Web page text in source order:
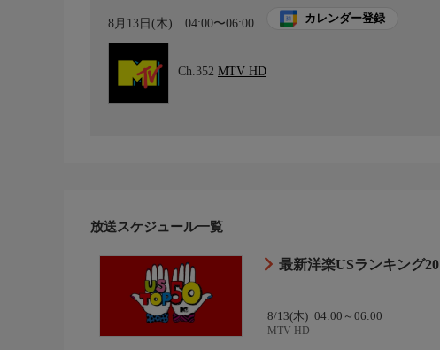
8月13日(木) 04:00〜06:00 カレンダー登録
Ch.352 MTV HD
放送スケジュール一覧
最新洋楽USランキング20
8/13(木) 04:00～06:00
MTV HD